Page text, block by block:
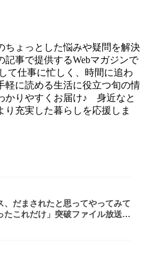
ちょっとした悩みや疑問を解決
事で提供するWebマガジンで
て仕事に忙しく、時間に追わ
軽に読める生活に役立つ旬の情
かりやすくお届け♪ 身近なと
り充実した暮らしを応援しま
、だまされたと思ってやってみて
たこれだけ」突破ファイル放送で